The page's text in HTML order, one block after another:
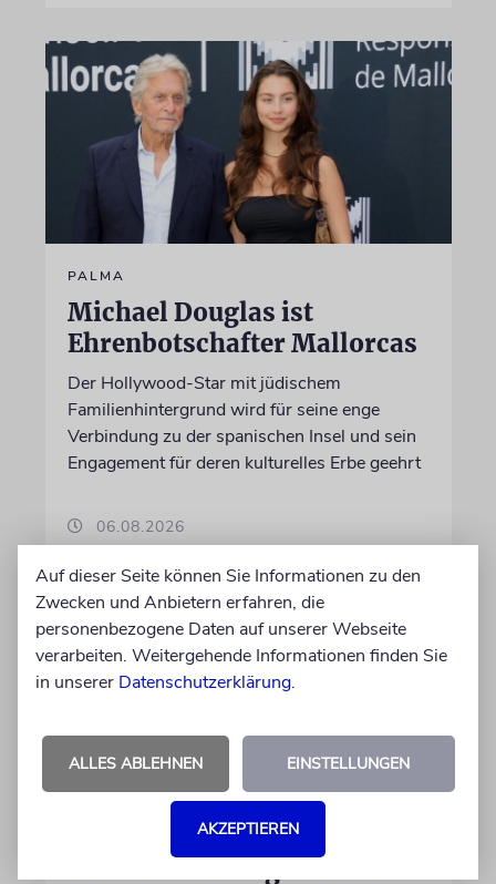
PALMA
Michael Douglas ist
Ehrenbotschafter Mallorcas
Der Hollywood-Star mit jüdischem
Familienhintergrund wird für seine enge
Verbindung zu der spanischen Insel und sein
Engagement für deren kulturelles Erbe geehrt
06.08.2026
Auf dieser Seite können Sie Informationen zu den
Zwecken und Anbietern erfahren, die
personenbezogene Daten auf unserer Webseite
verarbeiten. Weitergehende Informationen finden Sie
in unserer Datenschutzerklärung.
ALLES ABLEHNEN EINSTELLUNGEN
AKZEPTIEREN